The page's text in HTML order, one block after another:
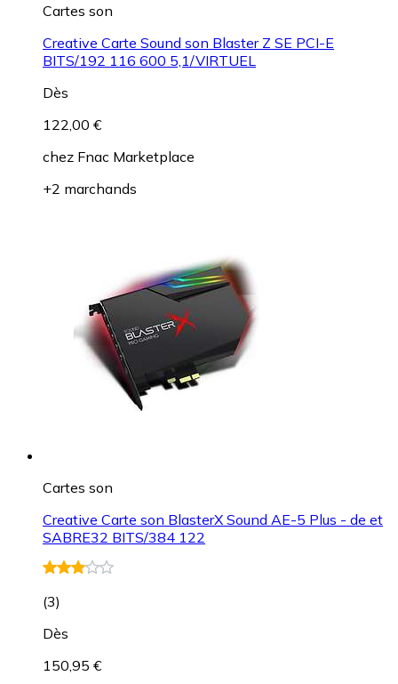
Cartes son
Creative Carte Sound son Blaster Z SE PCI-E
BITS/192 116 600 5,1/VIRTUEL
Dès
122,00 €
chez Fnac Marketplace
+2 marchands
Cartes son
Creative Carte son BlasterX Sound AE-5 Plus - de et
SABRE32 BITS/384 122
(3)
Dès
150,95 €